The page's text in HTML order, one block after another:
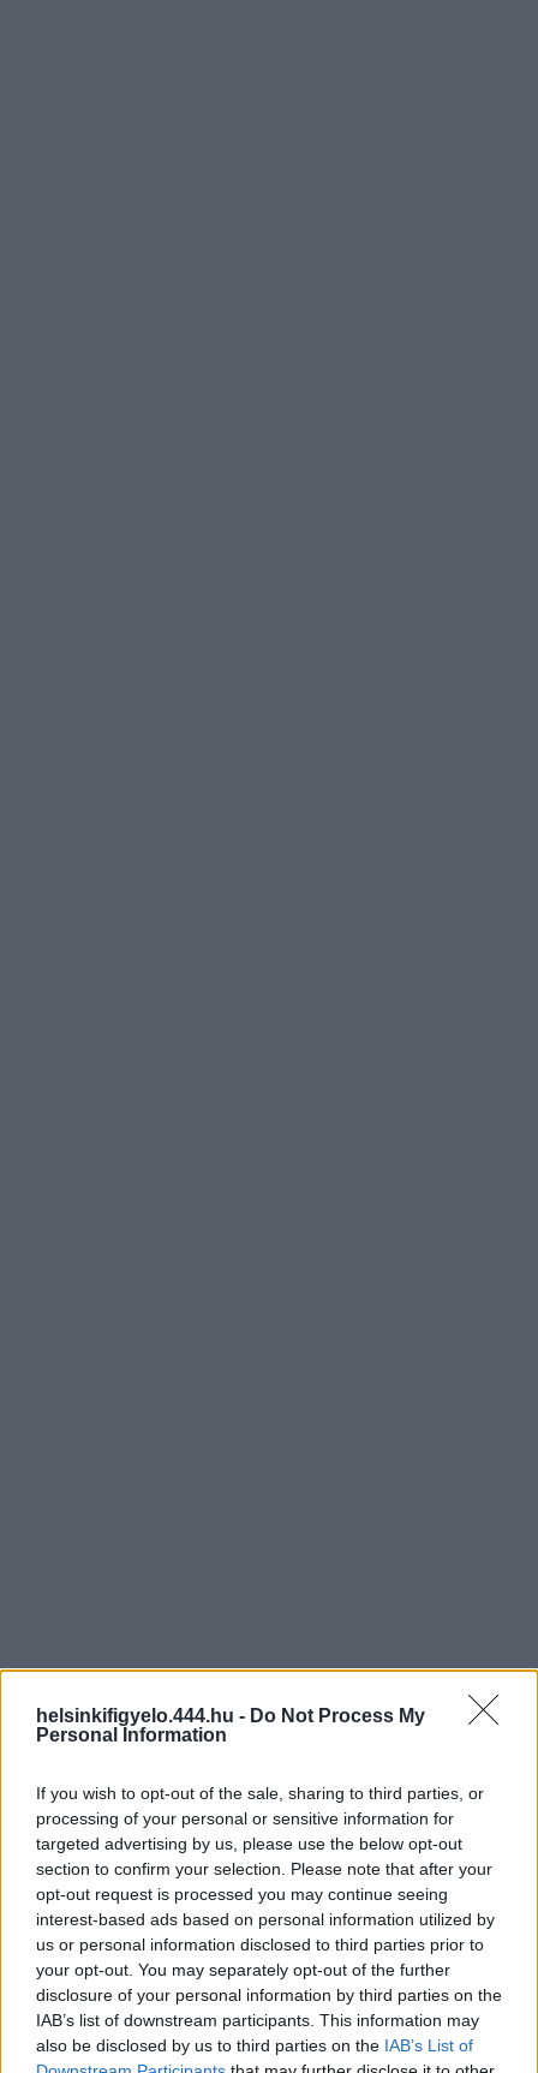
helsinkifigyelo.444.hu - Do Not Process My
Personal Information
If you wish to opt-out of the sale, sharing to third parties, or
processing of your personal or sensitive information for
targeted advertising by us, please use the below opt-out
section to confirm your selection. Please note that after your
opt-out request is processed you may continue seeing
interest-based ads based on personal information utilized by
us or personal information disclosed to third parties prior to
your opt-out. You may separately opt-out of the further
disclosure of your personal information by third parties on the
IAB’s list of downstream participants. This information may
also be disclosed by us to third parties on the IAB’s List of